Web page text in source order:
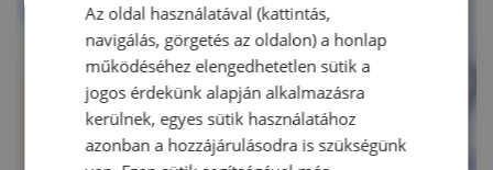
Az oldal használatával (kattintás,
navigálás, görgetés az oldalon) a honlap
működéséhez elengedhetetlen sütik a
jogos érdekünk alapján alkalmazásra
kerülnek, egyes sütik használatához
azonban a hozzájárulásodra is szükségünk